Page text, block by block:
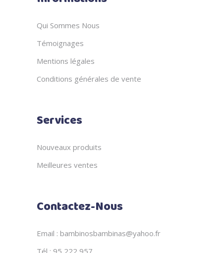
Qui Sommes Nous
Témoignages
Mentions légales
Conditions générales de vente
Services
Nouveaux produits
Meilleures ventes
Contactez-Nous
Email : bambinosbambinas@yahoo.fr
Tél : 95 222 957